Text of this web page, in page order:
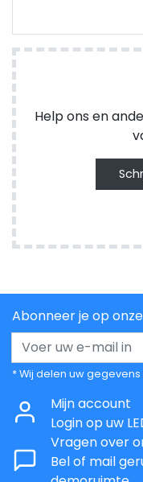
Help ons en
Abonneer je op
* Wij delen uw
Mijn account
Login op uw
Vragen over
Bel of mail